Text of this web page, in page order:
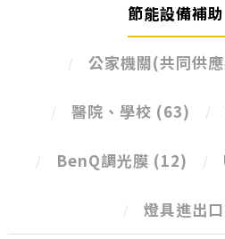
節能設備補助
公家機關(共同供
醫院、學校 (63)
BenQ調光膜 (12)
燈具進出